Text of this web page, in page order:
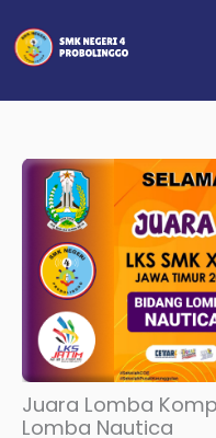
content
Juara Lomba
Lomba Nautica